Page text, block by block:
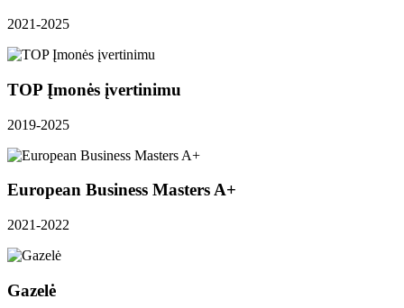
2021-2025
TOP Įmonės įvertinimu
2019-2025
European Business Masters A+
2021-2022
Gazelė